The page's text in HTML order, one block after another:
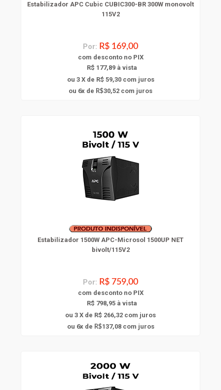
Estabilizador APC Cubic CUBIC300-BR 300W monovolt
115V2
Por: R$ 169,00
com desconto no PIX
R$ 177,89 à vista
ou 3 X de R$ 59,30com juros
ou 6x de R$30,52 com juros
Estabilizador 1500W APC-Microsol 1500UP NET
bivolt/115V2
Por: R$ 759,00
com desconto no PIX
R$ 798,95 à vista
ou 3 X de R$ 266,32 com juros
ou 6x de R$137,08com juros